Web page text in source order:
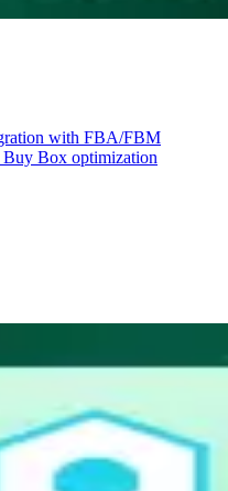
with FBA/FBM
Buy Box optimization